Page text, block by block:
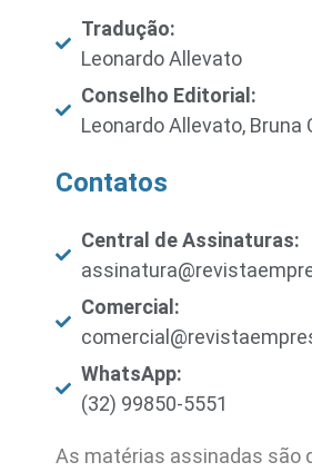
Tradução:
Leonardo Allevato
Conselho Editorial:
Leonardo Allevato, Bruna
Contatos
Central de Assinaturas:
Comercial:
WhatsApp:
(32) 99850-5551
As matérias assinadas são